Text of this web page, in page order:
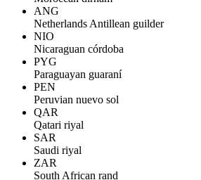
ANG
Netherlands Antillean guilder
NIO
Nicaraguan córdoba
PYG
Paraguayan guaraní
PEN
Peruvian nuevo sol
QAR
Qatari riyal
SAR
Saudi riyal
ZAR
South African rand